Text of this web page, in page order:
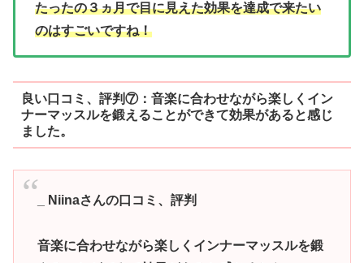
たったの３ヵ月で目に見えた効果を達成で来たい
のはすごいですね！
良い口コミ、評判⑦： 音楽に合わせながら楽しくイン
ナーマッスルを鍛えることができて効果があると感じ
ました。
_ Niinaさんの口コミ、評判
音楽に合わせながら楽しくインナーマッスルを鍛